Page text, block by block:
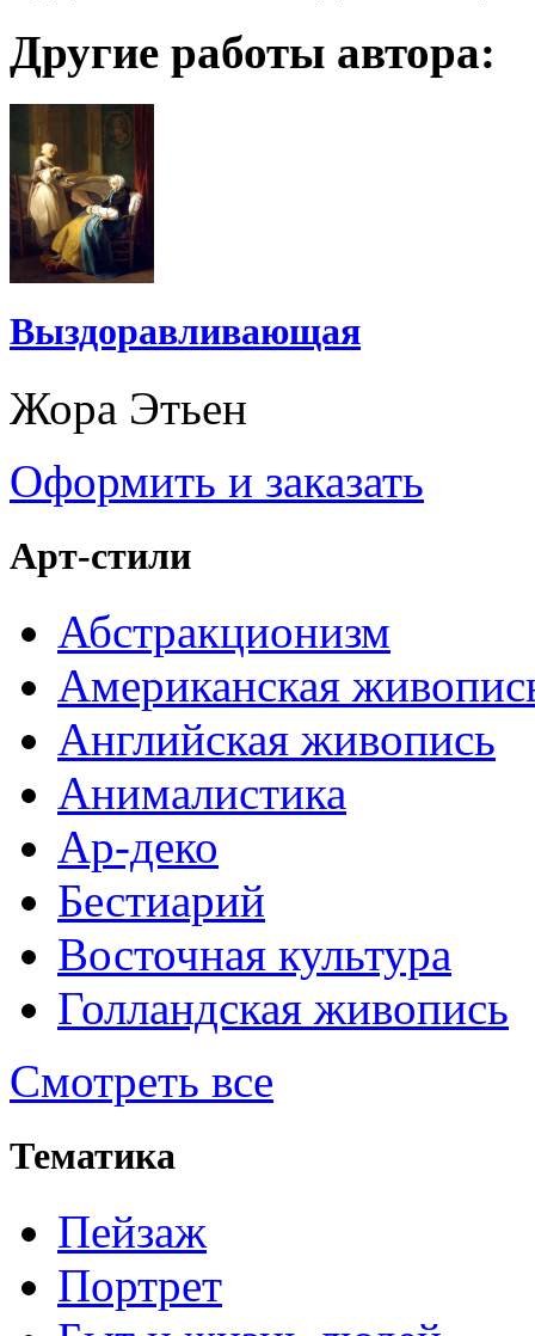
Другие работы автора:
Выздоравливающая
Жора Этьен
Оформить и заказать
Арт-стили
Абстракционизм
Американская
Английская живопись
Анималистика
Ар-деко
Бестиарий
Восточная культура
Голландская живопись
Смотреть все
Тематика
Пейзаж
Портрет